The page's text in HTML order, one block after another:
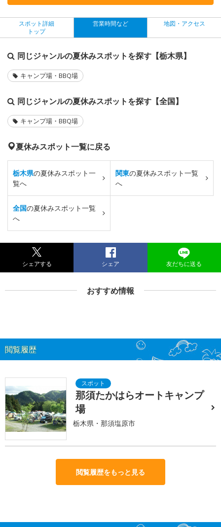
スポット詳細
トップ
営業時間など 地図・アクセス
同じジャンルの夏休みスポットを探す【栃木県】
キャンプ場・BBQ場
同じジャンルの夏休みスポットを探す【全国】
キャンプ場・BBQ場
夏休みスポット一覧に戻る
栃木県の夏休みスポット一
覧へ
関東の夏休みスポット一覧
へ
全国の夏休みスポット一覧
へ
シェアする シェア 友だちに送る
おすすめ情報
閲覧履歴
那須たかはらオートキャンプ
場
栃木県・那須塩原市
閲覧履歴をもっと見る